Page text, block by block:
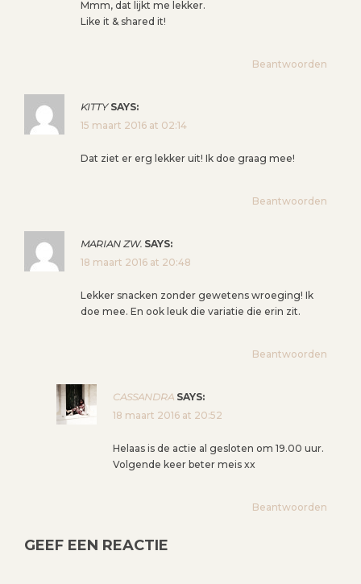
Mmm, dat lijkt me lekker.
Like it & shared it!
Beantwoorden
KITTY SAYS:
15 maart 2016 at 02:14
Dat ziet er erg lekker uit! Ik doe graag mee!
Beantwoorden
MARIAN ZW. SAYS:
18 maart 2016 at 20:48
Lekker snacken zonder gewetens wroeging! Ik
doe mee. En ook leuk die variatie die erin zit.
Beantwoorden
CASSANDRA SAYS:
18 maart 2016 at 20:52
Helaas is de actie al gesloten om 19.00 uur.
Volgende keer beter meis xx
Beantwoorden
GEEF EEN REACTIE